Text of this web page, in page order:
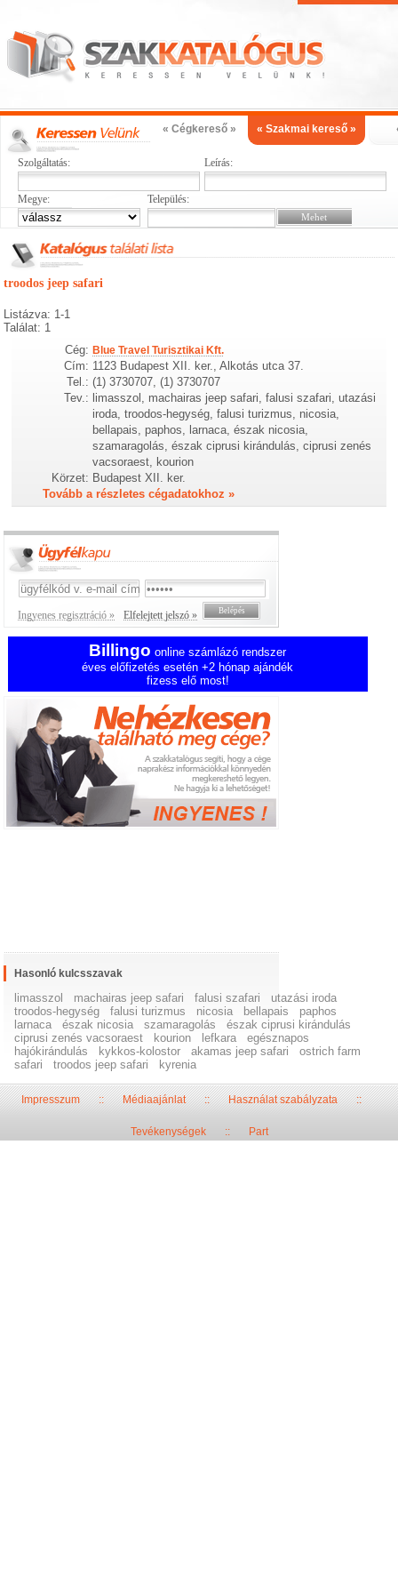
« Cégkereső » « Szakmai kereső »
Szolgáltatás: Leírás:
Megye: Település:
troodos jeep safari
Listázva: 1-1
Találat: 1
Cég: Blue Travel Turisztikai Kft.
Cím: 1123 Budapest XII. ker., Alkotás utca 37.
Tel.: (1) 3730707, (1) 3730707
Tev.: limasszol, machairas jeep safari, falusi szafari, utazási
iroda, troodos-hegység, falusi turizmus, nicosia,
bellapais, paphos, larnaca, észak nicosia,
szamaragolás, észak ciprusi kirándulás, ciprusi zenés
vacsoraest, kourion
Körzet: Budapest XII. ker.
Tovább a részletes cégadatokhoz »
Ingyenes regisztráció » Elfelejtett jelszó »
Billingo online számlázó rendszer
éves előfizetés esetén +2 hónap ajándék
fizess elő most!
Hasonló kulcsszavak
limasszol machairas jeep safari falusi szafari
utazási iroda
troodos-hegység
falusi turizmus nicosia bellapais
paphos
larnaca
észak nicosia szamaragolás
észak ciprusi kirándulás
ciprusi zenés vacsoraest
kourion lefkara
egésznapos
hajókirándulás
kykkos-kolostor akamas jeep safari
ostrich farm
safari
troodos jeep safari kyrenia
Impresszum::Médiaajánlat::Használat szabályzata::
Tevékenységek:: Part